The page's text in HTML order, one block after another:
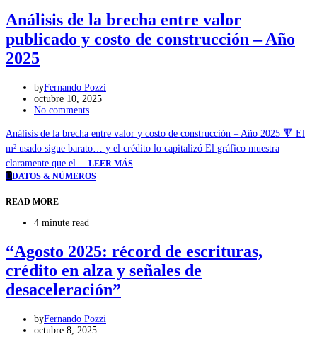
Análisis de la brecha entre valor
publicado y costo de construcción – Año
2025
byFernando Pozzi
octubre 10, 2025
No comments
Análisis de la brecha entre valor y costo de construcción – Año 2025 🔻 El
m² usado sigue barato… y el crédito lo capitalizó El gráfico muestra
claramente que el… LEER MÁS
DDATOS & NÚMEROS
READ MORE
4 minute read
“Agosto 2025: récord de escrituras,
crédito en alza y señales de
desaceleración”
byFernando Pozzi
octubre 8, 2025